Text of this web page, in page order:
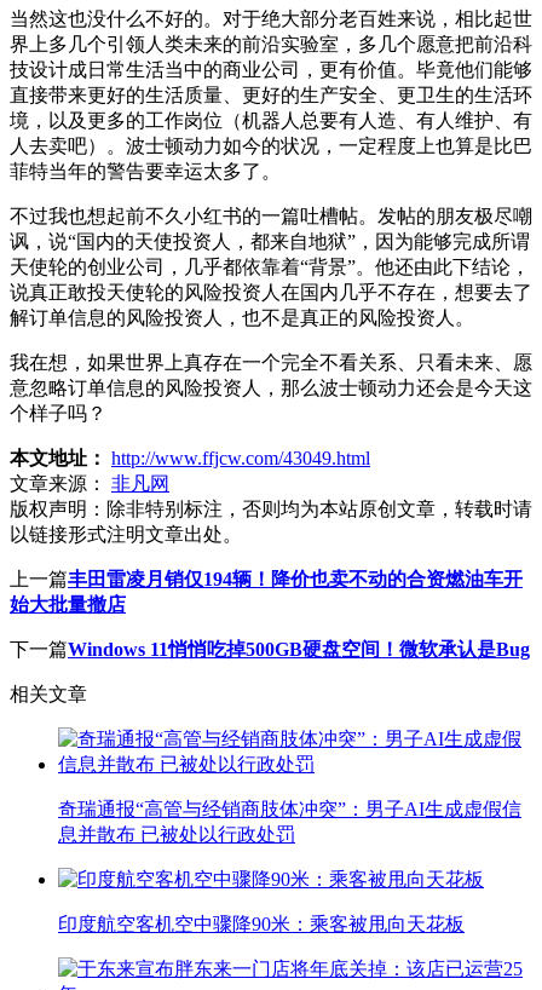
当然这也没什么不好的。对于绝大部分老百姓来说，相比起世
界上多几个引领人类未来的前沿实验室，多几个愿意把前沿科
技设计成日常生活当中的商业公司，更有价值。毕竟他们能够
直接带来更好的生活质量、更好的生产安全、更卫生的生活环
境，以及更多的工作岗位（机器人总要有人造、有人维护、有
人去卖吧）。波士顿动力如今的状况，一定程度上也算是比巴
菲特当年的警告要幸运太多了。
不过我也想起前不久小红书的一篇吐槽帖。发帖的朋友极尽嘲
讽，说“国内的天使投资人，都来自地狱”，因为能够完成所谓
天使轮的创业公司，几乎都依靠着“背景”。他还由此下结论，
说真正敢投天使轮的风险投资人在国内几乎不存在，想要去了
解订单信息的风险投资人，也不是真正的风险投资人。
我在想，如果世界上真存在一个完全不看关系、只看未来、愿
意忽略订单信息的风险投资人，那么波士顿动力还会是今天这
个样子吗？
本文地址： http://www.ffjcw.com/43049.html
文章来源：
非凡网
版权声明： 除非特别标注，否则均为本站原创文章，转载时请
以链接形式注明文章出处。
上一篇丰田雷凌月销仅194辆！降价也卖不动的合资燃油车开
始大批量撤店
下一篇Windows 11悄悄吃掉500GB硬盘空间！微软承认是Bug
相关文章
奇瑞通报“高管与经销商肢体冲突”：男子AI生成虚假信
息并散布 已被处以行政处罚
印度航空客机空中骤降90米：乘客被甩向天花板